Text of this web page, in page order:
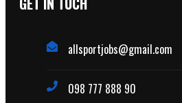
allsportjobs@gmail.com
098 777 888 90